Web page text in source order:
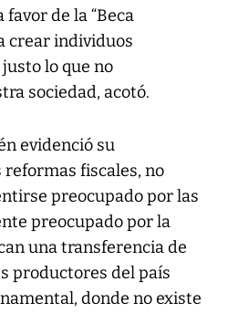
de la “Beca
crear individuos
lo que no
sociedad, acotó.
evidenció su
fiscales, no
preocupado por las
preocupado por la
una transferencia de
productores del país
donde no existe